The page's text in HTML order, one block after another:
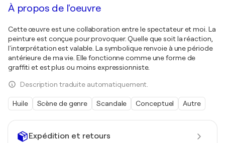
Expédition et retours
À propos de l'oeuvre
Cette œuvre est une collaboration entre le spectateur et moi. La
peinture est conçue pour provoquer. Quelle que soit la réaction,
l'interprétation est valable. La symbolique renvoie à une période
antérieure de ma vie. Elle fonctionne comme une forme de
graffiti et est plus ou moins expressionniste.
Description traduite automatiquement.
Huile Scène de genre Scandale Conceptuel Autre